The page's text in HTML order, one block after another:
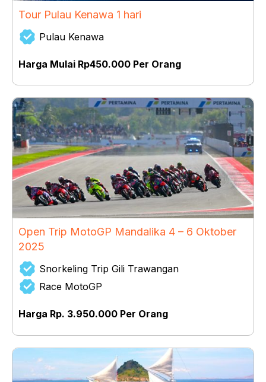
Tour Pulau Kenawa 1 hari
Pulau Kenawa
Harga Mulai Rp450.000 Per Orang
Open Trip MotoGP Mandalika 4 – 6 Oktober
2025
Snorkeling Trip Gili Trawangan
Race MotoGP
Harga Rp. 3.950.000 Per Orang